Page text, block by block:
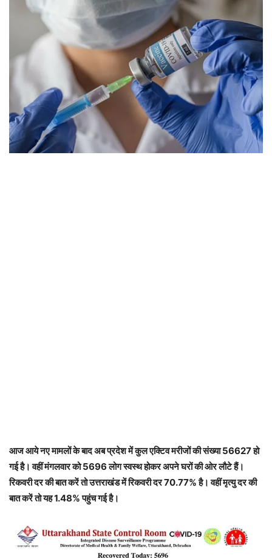
आज आये नए मामलों के बाद अब प्रदेश में कुल एक्टिव मरीजों की संख्या 56627 हो
गई है। वहीं मंगलवार को 5696 लोग स्वस्थ होकर अपने घरों की ओर लौटे हैं।
रिकवरी दर की बात करें तो उत्तराखंड में रिकवरी दर 70.77% है। वहीं मृत्यु दर की
बात करें तो यह 1.48% पहुंच गई है।